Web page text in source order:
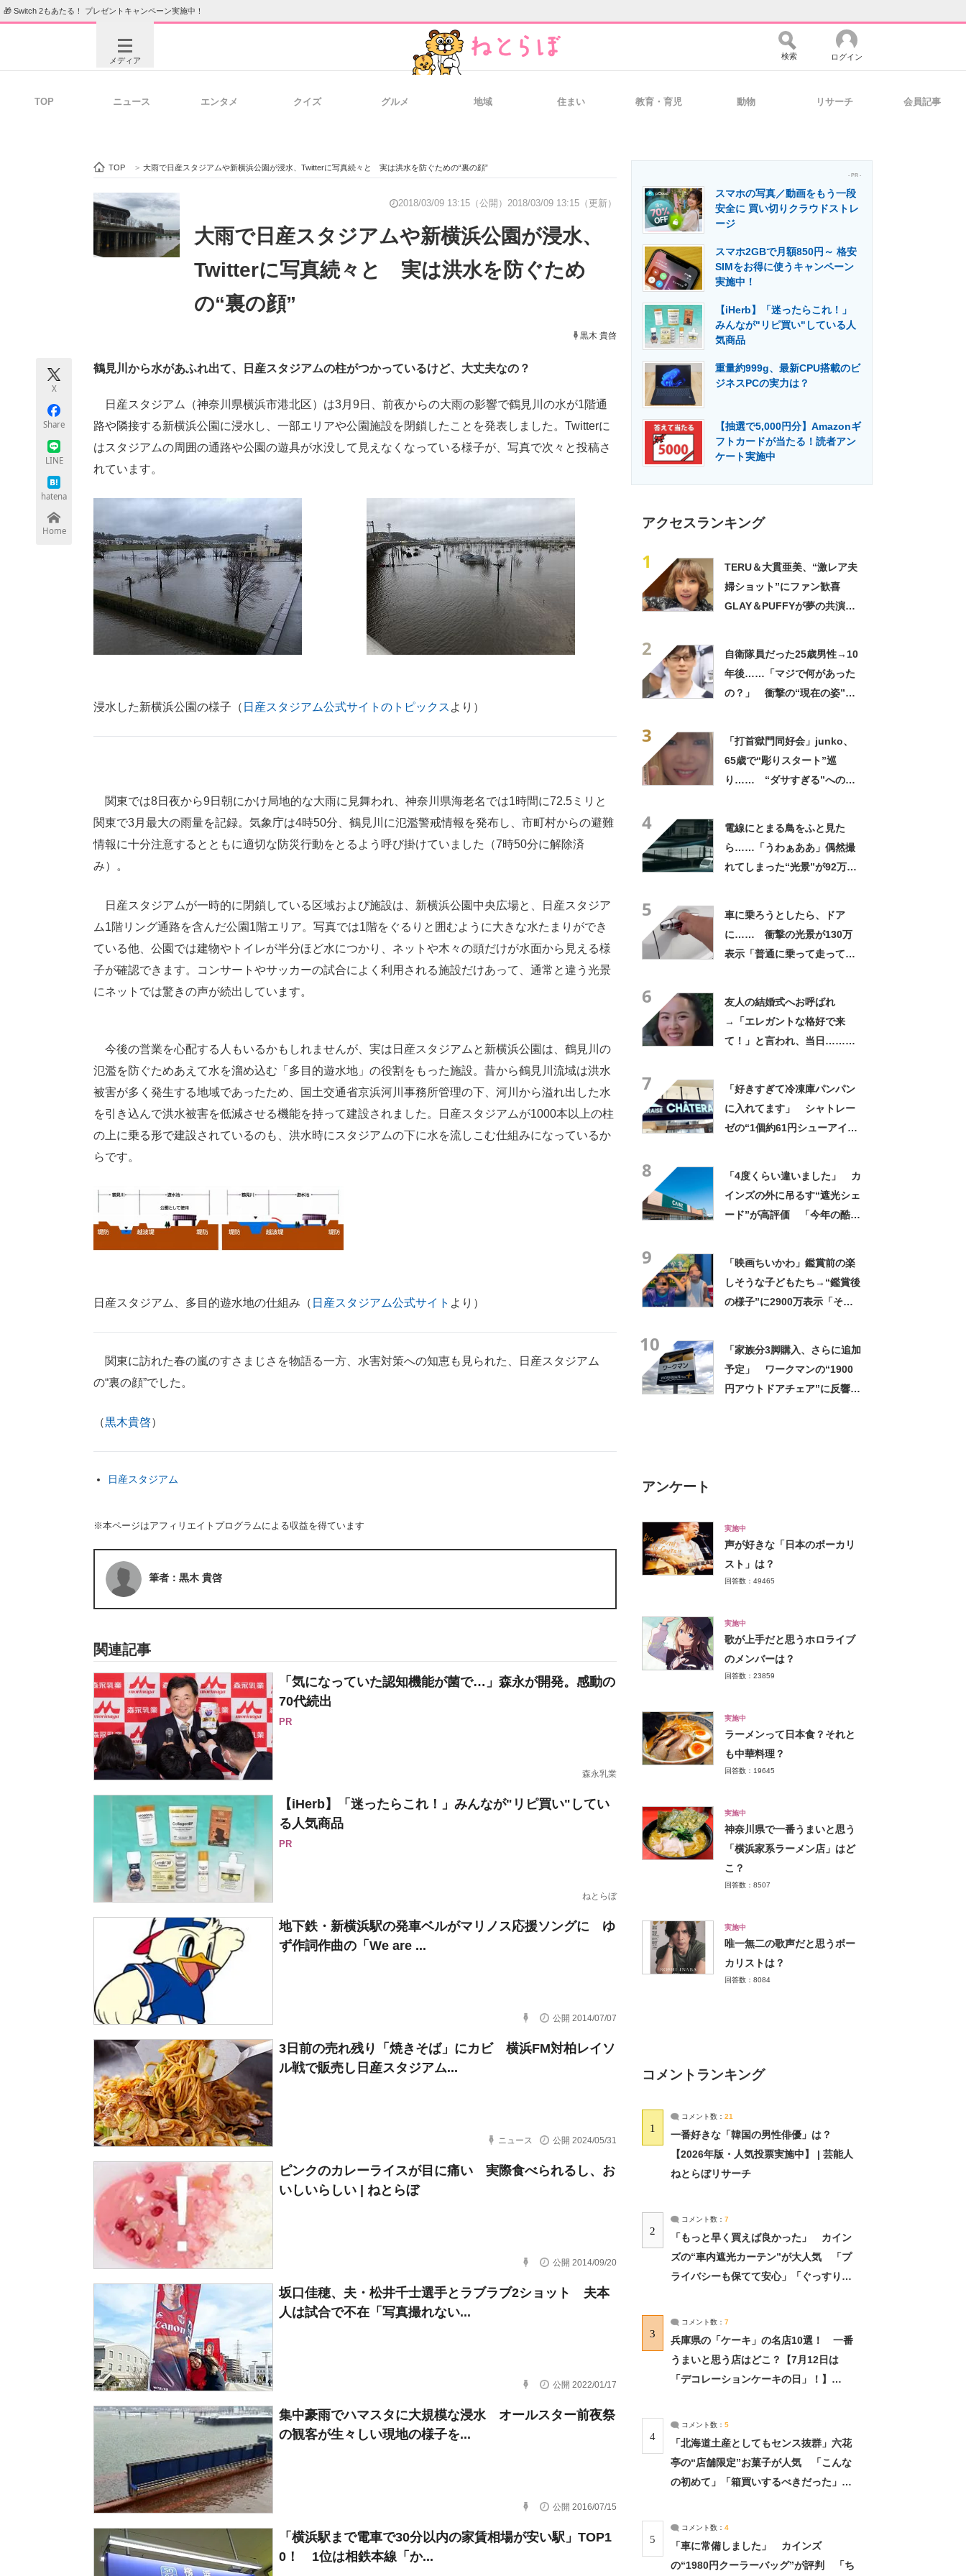
🎁 Switch 2もあたる！ プレゼントキャンペーン実施中！
メディア
ビジネスと働き方のヒント 経営リーダーのコミュニティ マーケ×ITの今がよく分かる
ITエンジニア向け専門サイト 企業向けIT製品の総合サイト IT製品の技術・比較・事例 製造業のIT導入・活用を支援
エネルギーの専門メディア 建設×テクノロジーの最前線
ちょっと気になるネットの話題
検索 ログイン
TOP ニュース エンタメ クイズ グルメ 地域 住まい 教育・育児 動物 リサーチ 会員記事
TOP > 大雨で日産スタジアムや新横浜公園が浸水、Twitterに写真続々と 実は洪水を防ぐための“裏の顔”
2018/03/09 13:15（公開） 2018/03/09 13:15（更新）
大雨で日産スタジアムや新横浜公園が浸水、
Twitterに写真続々と 実は洪水を防ぐため
の“裏の顔”
黒木 貴啓
X
Share
LINE
hatena
Home
鶴見川から水があふれ出て、日産スタジアムの柱がつかっているけど、大丈夫なの？
日産スタジアム（神奈川県横浜市港北区）は3月9日、前夜からの大雨の影響で鶴見川の水が1階通
路や隣接する新横浜公園に浸水し、一部エリアや公園施設を閉鎖したことを発表しました。Twitterに
はスタジアムの周囲の通路や公園の遊具が水没して見えなくなっている様子が、写真で次々と投稿さ
れています。
浸水した新横浜公園の様子（ 日産スタジアム公式サイトのトピックス より）
関東では8日夜から9日朝にかけ局地的な大雨に見舞われ、神奈川県海老名では1時間に72.5ミリと
関東で3月最大の雨量を記録。気象庁は4時50分、鶴見川に氾濫警戒情報を発布し、市町村からの避難
情報に十分注意するとともに適切な防災行動をとるよう呼び掛けていました（7時50分に解除済
み）。
日産スタジアムが一時的に閉鎖している区域および施設は、新横浜公園中央広場と、日産スタジア
ム1階リング通路を含んだ公園1階エリア。写真では1階をぐるりと囲むように大きな水たまりができ
ている他、公園では建物やトイレが半分ほど水につかり、ネットや木々の頭だけが水面から見える様
子が確認できます。コンサートやサッカーの試合によく利用される施設だけあって、通常と違う光景
にネットでは驚きの声が続出しています。
今後の営業を心配する人もいるかもしれませんが、実は日産スタジアムと新横浜公園は、鶴見川の
氾濫を防ぐためあえて水を溜め込む「多目的遊水地」の役割をもった施設。昔から鶴見川流域は洪水
被害が多く発生する地域であったため、国土交通省京浜河川事務所管理の下、河川から溢れ出した水
を引き込んで洪水被害を低減させる機能を持って建設されました。日産スタジアムが1000本以上の柱
の上に乗る形で建設されているのも、洪水時にスタジアムの下に水を流しこむ仕組みになっているか
らです。
日産スタジアム、多目的遊水地の仕組み（ 日産スタジアム公式サイト より）
関東に訪れた春の嵐のすさまじさを物語る一方、水害対策への知恵も見られた、日産スタジアム
の“裏の顔”でした。
（黒木貴啓）
日産スタジアム
※本ページはアフィリエイトプログラムによる収益を得ています
筆者：黒木 貴啓
関連記事
「気になっていた認知機能が菌で…」森永が開発。感動の
70代続出
PR
森永乳業
【iHerb】「迷ったらこれ！」みんなが"リピ買い"してい
る人気商品
PR
ねとらぼ
地下鉄・新横浜駅の発車ベルがマリノス応援ソングに ゆ
ず作詞作曲の「We are ...
公開 2014/07/07
3日前の売れ残り「焼きそば」にカビ 横浜FM対柏レイソ
ル戦で販売し日産スタジアム...
ニュース 公開 2024/05/31
ピンクのカレーライスが目に痛い 実際食べられるし、お
いしいらしい | ねとらぼ
公開 2014/09/20
坂口佳穂、夫・松井千士選手とラブラブ2ショット 夫本
人は試合で不在「写真撮れない...
公開 2022/01/17
集中豪雨でハマスタに大規模な浸水 オールスター前夜祭
の観客が生々しい現地の様子を...
公開 2016/07/15
「横浜駅まで電車で30分以内の家賃相場が安い駅」TOP1
0！ 1位は相鉄本線「か...
- PR -
スマホの写真／動画をもう一段
安全に 買い切りクラウドストレ
ージ
スマホ2GBで月額850円～ 格安
SIMをお得に使うキャンペーン
実施中！
【iHerb】「迷ったらこれ！」
みんなが"リピ買い"している人
気商品
重量約999g、最新CPU搭載のビ
ジネスPCの実力は？
【抽選で5,000円分】Amazonギ
フトカードが当たる！読者アン
ケート実施中
アクセスランキング
1
TERU＆大貫亜美、“激レア夫
婦ショット”にファン歓喜
GLAY＆PUFFYが夢の共演
2
自衛隊員だった25歳男性→10
年後……「マジで何があった
の？」 衝撃の“現在の姿”が
3
「打首獄門同好会」junko、
65歳で“彫りスタート”巡
り…… “ダサすぎる”への持
4
電線にとまる鳥をふと見た
ら……「うわぁああ」偶然撮
れてしまった“光景”が92万再
5
車に乗ろうとしたら、ドア
に…… 衝撃の光景が130万
表示「普通に乗って走ってた
6
友人の結婚式へお呼ばれ
→「エレガントな格好で来
て！」と言われ、当日……ま
7
「好きすぎて冷凍庫パンパン
に入れてます」 シャトレー
ゼの“1個約61円シューアイ
8
「4度くらい違いました」 カ
インズの外に吊るす“遮光シェ
ード”が高評価 「今年の酷暑
9
「映画ちいかわ」鑑賞前の楽
しそうな子どもたち→“鑑賞後
の様子”に2900万表示「そう
10
「家族分3脚購入、さらに追加
予定」 ワークマンの“1900
円アウトドアチェア”に反響
アンケート
実施中
声が好きな「日本のボーカリ
スト」は？
回答数：49465
実施中
歌が上手だと思うホロライブ
のメンバーは？
回答数：23859
実施中
ラーメンって日本食？それと
も中華料理？
回答数：19645
実施中
神奈川県で一番うまいと思う
「横浜家系ラーメン店」はど
こ？
回答数：8507
実施中
唯一無二の歌声だと思うボー
カリストは？
回答数：8084
コメントランキング
1
コメント数： 21
一番好きな「韓国の男性俳優」は？
【2026年版・人気投票実施中】 | 芸能人
ねとらぼリサーチ
2
コメント数： 7
「もっと早く買えば良かった」 カイン
ズの“車内遮光カーテン”が大人気 「プ
ライバシーも保てて安心」「ぐっすり眠
3
コメント数： 7
兵庫県の「ケーキ」の名店10選！ 一番
うまいと思う店はどこ？【7月12日は
「デコレーションケーキの日」！】
4
コメント数： 5
「北海道土産としてもセンス抜群」六花
亭の“店舗限定”お菓子が人気 「こんな
の初めて」「箱買いするべきだった」
5
コメント数： 4
「車に常備しました」 カインズ
の“1980円クーラーバッグ”が評判 「ち